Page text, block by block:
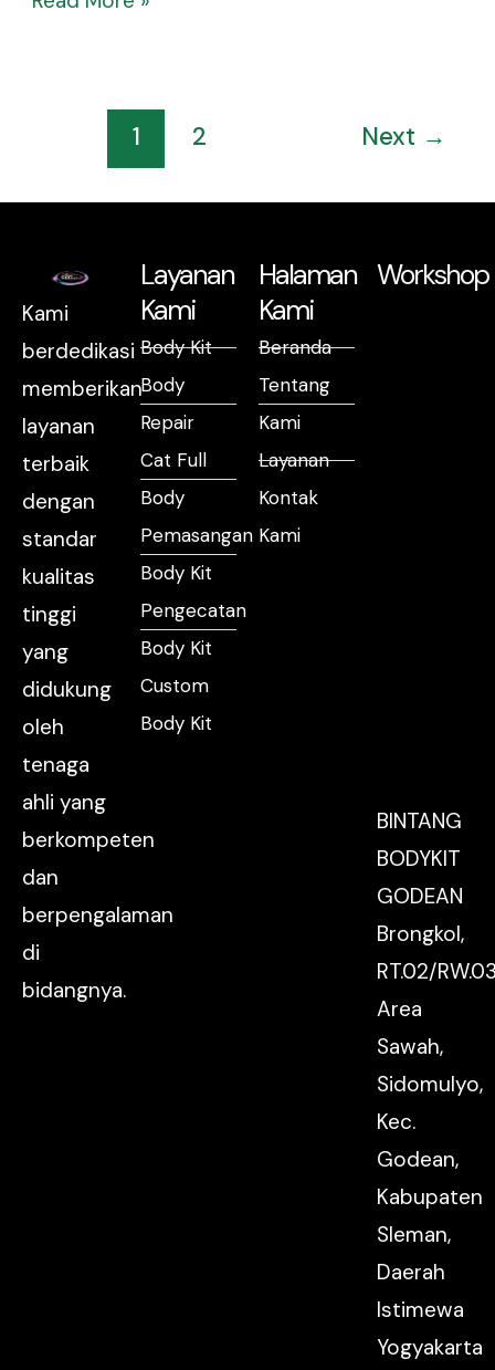
1 2 Next →
Kami
berdedikasi
memberikan
layanan
terbaik
dengan
standar
kualitas
tinggi
yang
didukung
oleh
tenaga
ahli yang
berkompeten
dan
berpengalaman
di
bidangnya.
Layanan
Kami
Body Kit
Body
Repair
Cat Full
Body
Pemasangan
Body Kit
Pengecatan
Body Kit
Custom
Body Kit
Halaman
Kami
Beranda
Tentang
Kami
Layanan
Kontak
Kami
Workshop
BINTANG
BODYKIT
GODEAN
Brongkol,
RT.02/
Area
Sawah,
Sidomulyo,
Kec.
Godean,
Kabupaten
Sleman,
Daerah
Istimewa
Yogyakarta